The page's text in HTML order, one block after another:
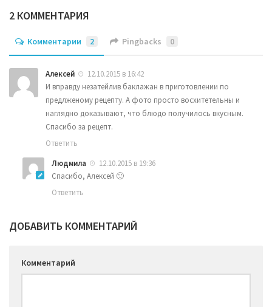
2 КОММЕНТАРИЯ
Комментарии 2 Pingbacks 0
Алексей
12.10.2015 в 16:42
И вправду незатейлив баклажан в приготовлении по
предлженому рецепту. А фото просто восхитетельны и
наглядно доказывают, что блюдо получилось вкусным.
Спасибо за рецепт.
Ответить
Людмила
12.10.2015 в 19:36
Спасибо, Алексей 🙂
Ответить
ДОБАВИТЬ КОММЕНТАРИЙ
Комментарий